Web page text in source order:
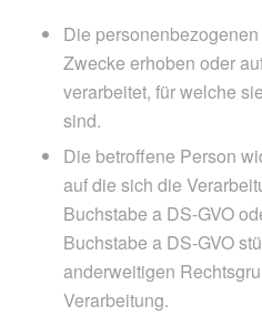
Die
Zwecke erhoben oder
verarbeitet, für welche
sind.
Die betroffene Person
auf die sich die
Buchstabe a DS-GVO
Buchstabe a DS-GVO
anderweitigen
Verarbeitung.